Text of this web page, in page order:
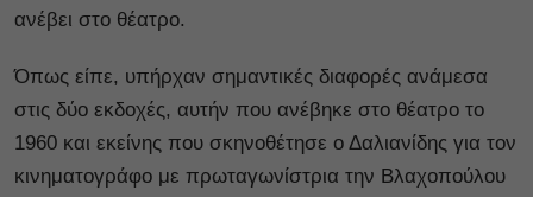
ανέβει στο θέατρο.
Όπως είπε, υπήρχαν σημαντικές διαφορές ανάμεσα
στις δύο εκδοχές, αυτήν που ανέβηκε στο θέατρο το
1960 και εκείνης που σκηνοθέτησε ο Δαλιανίδης για τον
κινηματογράφο με πρωταγωνίστρια την Βλαχοπούλου